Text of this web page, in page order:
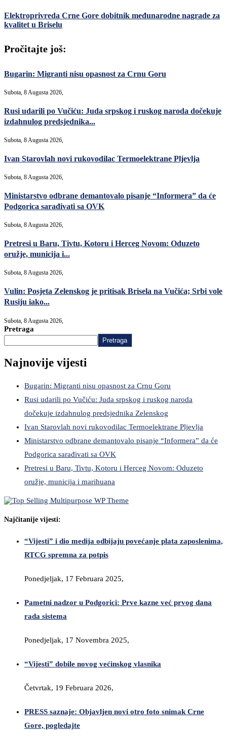
Elektroprivreda Crne Gore dobitnik međunarodne nagrade za
kvalitet u Briselu
Pročitajte još:
Bugarin: Migranti nisu opasnost za Crnu Goru
Subota, 8 Augusta 2026,
Rusi udarili po Vučiću: Juda srpskog i ruskog naroda dočekuje
izdahnulog predsjednika...
Subota, 8 Augusta 2026,
Ivan Starovlah novi rukovodilac Termoelektrane Pljevlja
Subota, 8 Augusta 2026,
Ministarstvo odbrane demantovalo pisanje “Informera” da će
Podgorica sarađivati sa OVK
Subota, 8 Augusta 2026,
Pretresi u Baru, Tivtu, Kotoru i Herceg Novom: Oduzeto
oružje, municija i...
Subota, 8 Augusta 2026,
Vulin: Posjeta Zelenskog je pritisak Brisela na Vučića; Srbi vole
Rusiju iako...
Subota, 8 Augusta 2026,
Pretraga
Pretraga
Najnovije vijesti
Bugarin: Migranti nisu opasnost za Crnu Goru
Rusi udarili po Vučiću: Juda srpskog i ruskog naroda
dočekuje izdahnulog predsjednika Zelenskog
Ivan Starovlah novi rukovodilac Termoelektrane Pljevlja
Ministarstvo odbrane demantovalo pisanje “Informera” da će
Podgorica sarađivati sa OVK
Pretresi u Baru, Tivtu, Kotoru i Herceg Novom: Oduzeto
oružje, municija i marihuana
Najčitanije vijesti:
“Vijesti” i dio medija odbijaju povećanje plata zaposlenima,
RTCG spremna za potpis
Ponedjeljak, 17 Februara 2025,
Pametni nadzor u Podgorici: Prve kazne već prvog dana
rada sistema
Ponedjeljak, 17 Novembra 2025,
“Vijesti” dobile novog većinskog vlasnika
Četvrtak, 19 Februara 2026,
PRESS saznaje: Objavljen novi otro foto snimak Crne
Gore, pogledajte